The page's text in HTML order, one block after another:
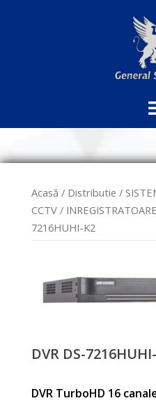
Acasă / Distributie /
CCTV /
7216HUHI-K2
DVR DS-
DVR TurboHD 16